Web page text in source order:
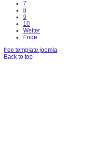
7
8
9
10
Weiter
Ende
free template joomla
Back to top